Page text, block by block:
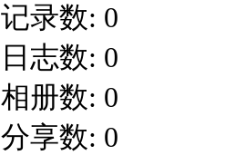
记录数: 0
日志数: 0
相册数: 0
分享数: 0